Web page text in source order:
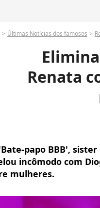
Últimas Notícias dos famosos
Renata
papo BBB',
incômodo com
mulheres.